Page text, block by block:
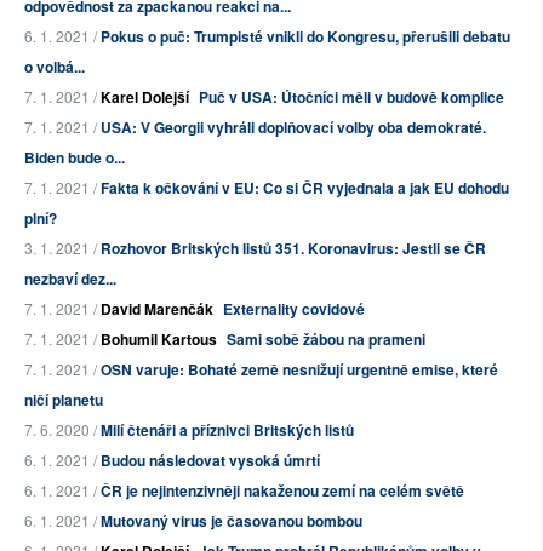
odpovědnost za zpackanou reakci na...
6. 1. 2021 /Pokus o puč: Trumpisté vnikli do Kongresu, přerušili debatu
o volbá...
7. 1. 2021 /Karel Dolejší Puč v USA: Útočníci měli v budově komplice
7. 1. 2021 /USA: V Georgii vyhráli doplňovací volby oba demokraté.
Biden bude o...
7. 1. 2021 /Fakta k očkování v EU: Co si ČR vyjednala a jak EU dohodu
plní?
3. 1. 2021 /Rozhovor Britských listů 351. Koronavirus: Jestli se ČR
nezbaví dez...
7. 1. 2021 /David Marenčák Externality covidové
7. 1. 2021 /Bohumil Kartous Sami sobě žábou na prameni
7. 1. 2021 /OSN varuje: Bohaté země nesnižují urgentně emise, které
ničí planetu
7. 6. 2020 /Milí čtenáři a příznivci Britských listů
6. 1. 2021 /Budou následovat vysoká úmrtí
6. 1. 2021 /ČR je nejintenzivněji nakaženou zemí na celém světě
6. 1. 2021 /Mutovaný virus je časovanou bombou